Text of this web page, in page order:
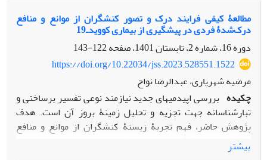
مطالعۀ کیفی فرایند درک و تصور کنشگران از موانع و منافع
درک‌شدۀ فردی در پیشگیری از بیماری کوویدـ19
دوره 16، شماره 2، تابستان 1401، صفحه
122-143
https://doi.org/10.22034/jss.2023.528551.1522
مرضیه شهریاری، عبدالرضا نواح
چکیده بررسی اپیدمی‏های جدید نیازمند نوعی تفسیر برساختی و
تبارشناسانه جهت تجزیه و تحلیل زمینۀ بروز آن است. هدف
پژوهش حاضر، فهم تجربۀ زیستۀ کنشگران از موانع و منافع
درک‌شده در پیشگیری از بیماری کرونا در استان خوزستان است.
بیشتر